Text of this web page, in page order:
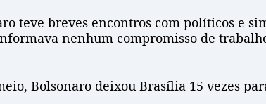
teve breves encontros com políticos e
nenhum compromisso de
Bolsonaro deixou Brasília 15 vezes